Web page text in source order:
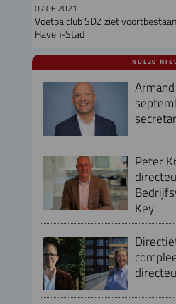
07.06.2021
Voetbalclub SDZ ziet
Haven-Stad
NUL20
Peter
Key